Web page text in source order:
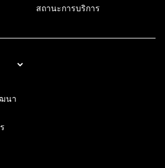
สถานะการบริการ
นา